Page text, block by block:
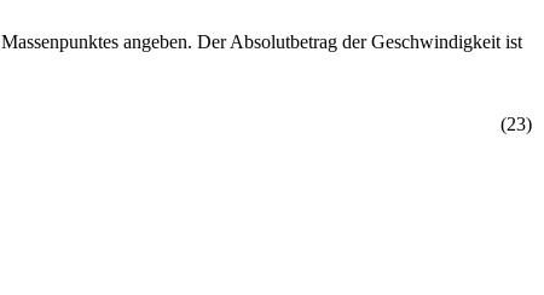
angeben. Der Absolutbetrag der Geschwindigkeit ist
(23)